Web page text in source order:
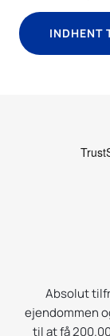
INDHENT
Absolut
ejendommen
til at få